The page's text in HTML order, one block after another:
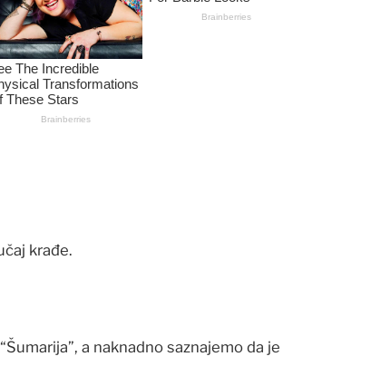
krađe.
a naknadno saznajemo da je